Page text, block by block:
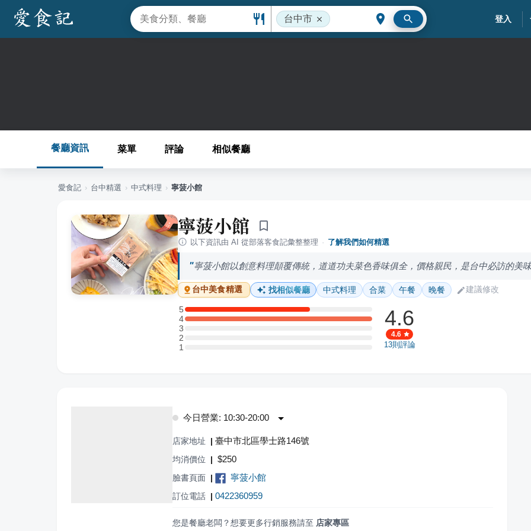
台中市 登入
餐廳資訊 菜單 評論 相似餐廳
愛食記 › 台中精選 › 中式料理 › 寧菠小館
寧菠小館
以下資訊由 AI 從部落客食記彙整整理 · 了解我們如何精選
寧菠小館以創意料理顛覆傳統，道道功夫菜色香味俱全，價格親民，是台中必訪的美
台中美食精選 找相似餐廳 中式料理 合菜 午餐 晚餐 建議修改
5
5 星：2 則評論
4
4 星：3 則評論
3
3 星：0 則評論
2
2 星：0 則評論
11 星：0 則評論
4.6
4.6
13則評論
今日營業: 10:30-20:00
店家地址 | 臺中市北區學士路146號
均消價位 | $250
臉書頁面 | 寧菠小館
訂位電話 | 0422360959
您是餐廳老闆？想要更多行銷服務請至 店家專區